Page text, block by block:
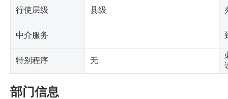
行使层级 县级
中介服务
特别程序 无
部门信息